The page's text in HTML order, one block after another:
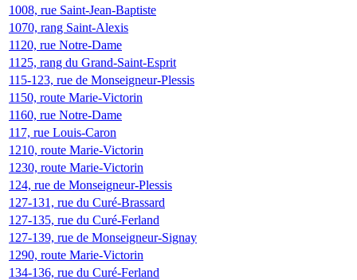
1008, rue Saint-Jean-Baptiste
1070, rang Saint-Alexis
1120, rue Notre-Dame
1125, rang du Grand-Saint-Esprit
115-123, rue de Monseigneur-Plessis
1150, route Marie-Victorin
1160, rue Notre-Dame
117, rue Louis-Caron
1210, route Marie-Victorin
1230, route Marie-Victorin
124, rue de Monseigneur-Plessis
127-131, rue du Curé-Brassard
127-135, rue du Curé-Ferland
127-139, rue de Monseigneur-Signay
1290, route Marie-Victorin
134-136, rue du Curé-Ferland